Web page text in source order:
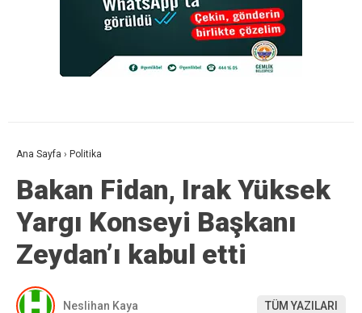
Ana Sayfa › Politika
Bakan Fidan, Irak Yüksek
Yargı Konseyi Başkanı
Zeydan’ı kabul etti
Neslihan Kaya TÜM YAZILARI